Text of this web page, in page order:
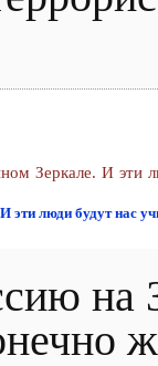
Зеркале. И эти
эти люди будут нас
на